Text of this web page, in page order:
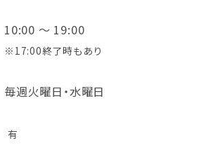
10:00 ～ 19:00
※17:00終了時もあり
毎週火曜日・水曜日
有